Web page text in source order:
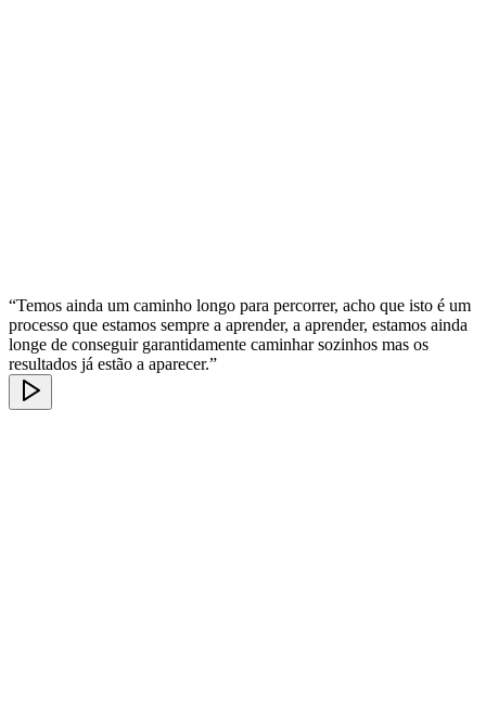
“Temos ainda um caminho longo para percorrer, acho que isto é um
processo que estamos sempre a aprender, a aprender, estamos ainda
longe de conseguir garantidamente caminhar sozinhos mas os
resultados já estão a aparecer.”